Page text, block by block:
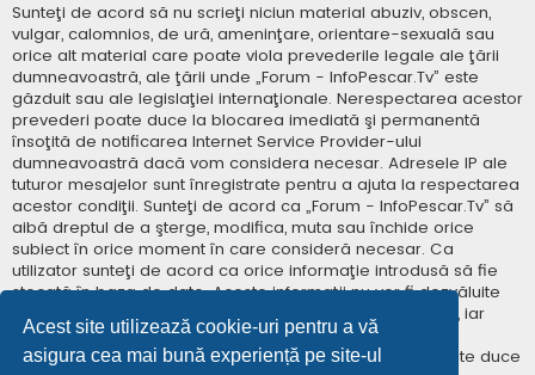
Acest site utilizează cookie-uri pentru a vă
asigura cea mai bună experiență pe site-ul
Sunteţi de acord să nu scrieţi niciun material abuziv, obscen,
vulgar, calomnios, de ură, ameninţare, orientare-sexuală sau
orice alt material care poate viola prevederile legale ale ţării
dumneavoastră, ale ţării unde „Forum - InfoPescar.Tv” este
găzduit sau ale legislaţiei internaţionale. Nerespectarea acestor
prevederi poate duce la blocarea imediată şi permanentă
însoţită de notificarea Internet Service Provider-ului
dumneavoastră dacă vom considera necesar. Adresele IP ale
tuturor mesajelor sunt înregistrate pentru a ajuta la respectarea
acestor condiţii. Sunteţi de acord ca „Forum - InfoPescar.Tv” să
aibă dreptul de a şterge, modifica, muta sau închide orice
subiect în orice moment în care consideră necesar. Ca
utilizator sunteţi de acord ca orice informaţie introdusă să fie
stocată în baza de date. Aceste informaţii nu vor fi dezvăluite
niciunei terţe părţi fără consimţământul dumneavoastră, iar
„Forum - InfoPescar.Tv” sau phpBB nu pot fi consideraţi
responsabili pentru vreo încercare de hacking care poate duce